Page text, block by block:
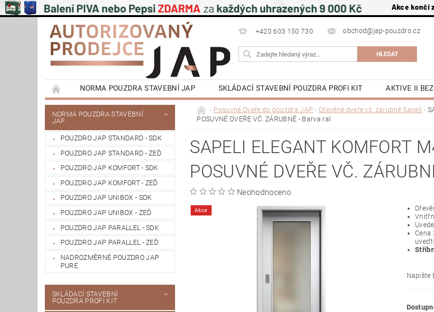
Akce končí
+420 603 150 730 obchod@jap-pouzdro.cz
NORMA POUZDRA STAVEBNÍ JAP SKLÁDACÍ STAVEBNÍ POUZDRA PROFI KIT
AKTIVE II
EMOTIVE II BEZOBLOŽKOVÁ POUZDRA STAVEBNÍ JAP
LATENTE POUZDRA STAVEBNÍ JAP
PŮDNÍ SCHODY JAP
POSUVNÉ SYSTÉMY NA ZEĎ A DO STROPU POSUVNÉ DVEŘE DO POUZDRA
VÝPRODEJ
OBCHODNÍ PODMÍNKY OCHRANA OSOBNÍCH ÚDAJŮ NAPIŠTE NÁM KE
REFERENCE ZÁKAZNÍKŮ
NAŠE POBOČKY
NORMA POUZDRA STAVEBNÍ
JAP
POUZDRO JAP STANDARD - SDK
POUZDRO JAP STANDARD - ZEĎ
POUZDRO JAP KOMFORT - SDK
POUZDRO JAP KOMFORT - ZEĎ
POUZDRO JAP UNIBOX - SDK
POUZDRO JAP UNIBOX - ZEĎ
POUZDRO JAP PARALLEL - SDK
POUZDRO JAP PARALLEL - ZEĎ
NADROZMĚRNÉ POUZDRO JAP
PURE
SKLÁDACÍ STAVEBNÍ
POUZDRA PROFI KIT
Posuvné Dveře do pouzdra JAP Dřevěné dveře vč. zárubně Sapeli
POSUVNÉ DVEŘE VČ. ZÁRUBNĚ - Barva ral
SAPELI ELEGANT KOMFORT
POSUVNÉ DVEŘE VČ.
Neohodnoceno
Akce
Cena
Napište